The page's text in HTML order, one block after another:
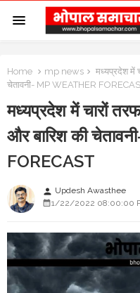
Home mp news
मध्यप्रदेश में
चेतावनी- MP WEATHER
मध्यप्रदेश में चारों
और बारिश की
FORECAST
person Updesh Awasthee
1/22/2022 08:00:00